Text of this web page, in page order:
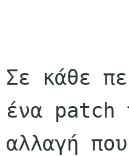
Σε κάθε
ένα patch
αλλαγή